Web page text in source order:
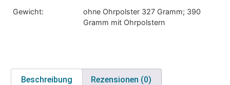
Gewicht:
ohne Ohrpolster 327 Gramm; 390
Gramm mit Ohrpolstern
Beschreibung Rezensionen (0)